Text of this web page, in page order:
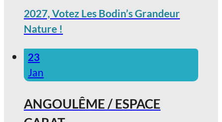
2027, Votez Les Bodin’s Grandeur
Nature !
23
Jan
ANGOULÊME / ESPACE